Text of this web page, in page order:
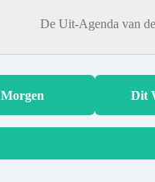
De Uit-Agenda van
Morgen Dit